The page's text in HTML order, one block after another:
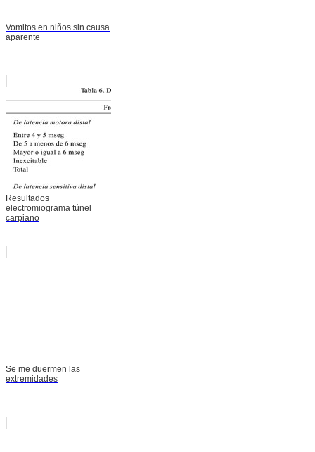
Vomitos en niños sin causa
aparente
Resultados
electromiograma túnel
carpiano
Se me duermen las
extremidades